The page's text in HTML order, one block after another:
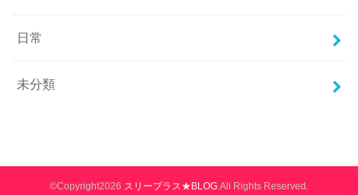
日常
未分類
©Copyright2026 スリープラス★BLOG .All Rights Reserved.